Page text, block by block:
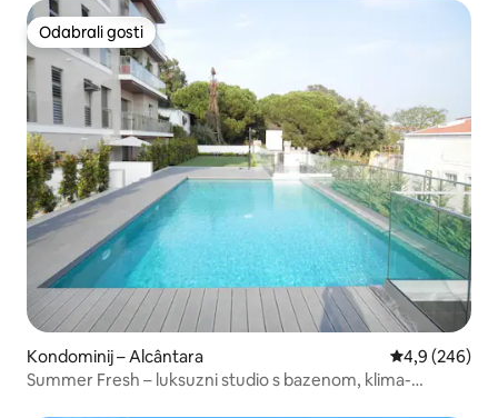
Odabrali gosti
Odabrali gosti
Kondominij – Alcântara Prosječna
4,9 (246)
Summer Fresh – luksuzni studio s bazenom, klima-